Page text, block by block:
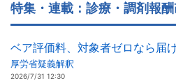
特集・連載：診療・調剤報
ベア評価料、対象者ゼロなら届
厚労省疑義解釈
2026/7/31 12:30